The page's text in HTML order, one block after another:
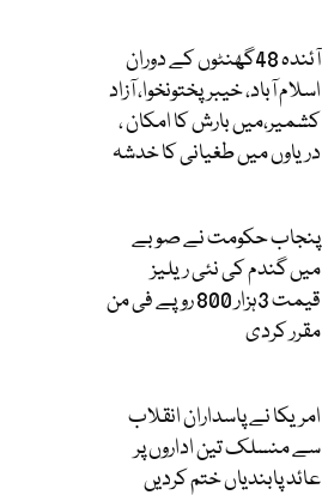
آئندہ 48گھنٹوں کے دوران
اسلام آباد، خیبرپختونخوا، آزاد
کشمیر،میں بارش کا امکان ،
دریاوں میں طغیانی کا خدشہ
پنجاب حکومت نے صوبے
میں گندم کی نئی ریلیز
قیمت 3ہزار 800 روپے فی من
مقرر کردی
امریکا نے پاسداران انقلاب
سے منسلک تین اداروں پر
عائد پابندیاں ختم کردیں